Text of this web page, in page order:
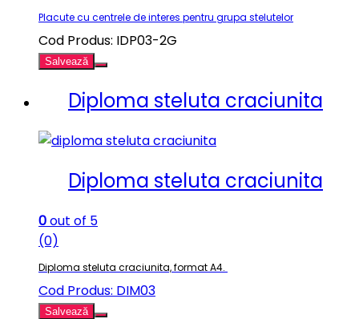
Placute cu centrele de interes pentru grupa stelutelor
Cod Produs: IDP03-2G
Salvează
Diploma steluta craciunita
Diploma steluta craciunita
0out of 5
(0)
Diploma steluta craciunita, format A4.
Cod Produs: DIM03
Salvează